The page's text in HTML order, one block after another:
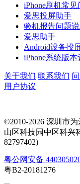
iPhone刷机常
爱思投屏助手
验机报告问题
爱思助手
Android设备投
iPhone系统版本
关于我们 联系我们
用户协议
©2010-2026 深圳市
山区科技园中区科兴
82797402)
粤公网安备
粤B2-20181276